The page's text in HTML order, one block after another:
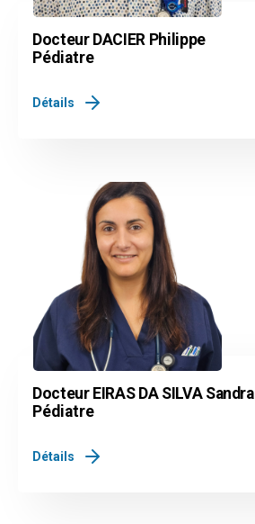
Docteur DACIER Philippe
Pédiatre
Détails
Docteur EIRAS DA SILVA Sandra
Pédiatre
Détails